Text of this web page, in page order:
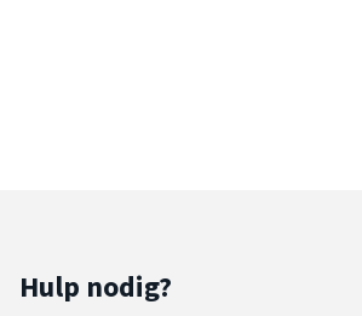
Hulp nodig?